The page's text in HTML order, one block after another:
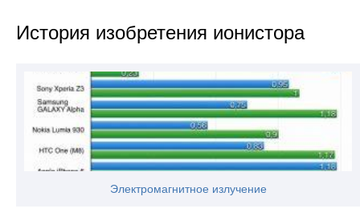
История изобретения ионистора
Электромагнитное излучение